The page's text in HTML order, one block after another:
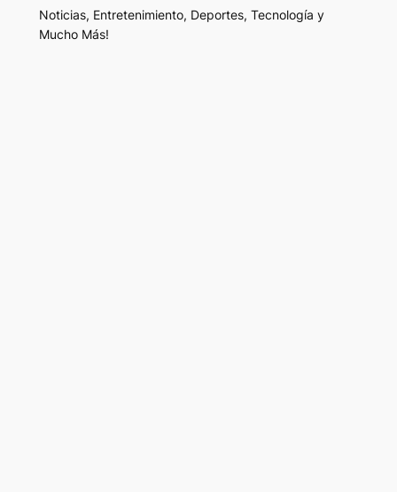
Noticias, Entretenimiento, Deportes, Tecnología y
Mucho Más!